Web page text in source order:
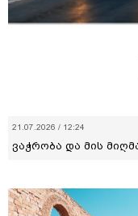
21.07.2026 / 12:24
ვაჭრობა და მის